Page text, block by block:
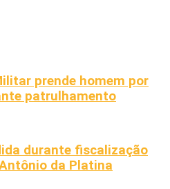
prende homem por
patrulhamento
durante fiscalização
da Platina